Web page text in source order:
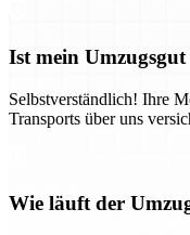
Ist mein
Selbstverständlich! Ihre
Transports über uns
Wie läuft der